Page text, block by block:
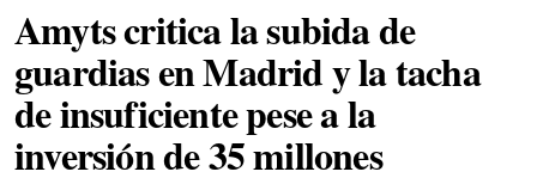
Amyts critica la subida de
guardias en Madrid y la tacha
de insuficiente pese a la
inversión de 35 millones